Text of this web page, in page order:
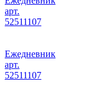
арт.
52511107
Ежедневник
арт.
52511107